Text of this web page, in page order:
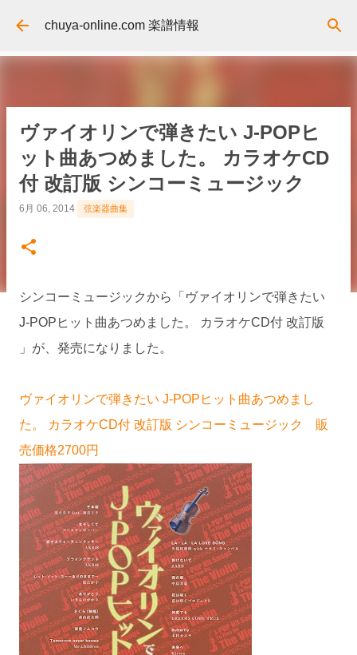
スキップしてメイン コンテンツに移動
chuya-online.com 楽譜情報
ヴァイオリンで弾きたい J-POPヒ
ット曲あつめました。 カラオケCD
付 改訂版 シンコーミュージック
6月 06, 2014 弦楽器曲集
シンコーミュージックから「ヴァイオリンで弾きたい
J-POPヒット曲あつめました。 カラオケCD付 改訂版
」が、発売になりました。
ヴァイオリンで弾きたい J-POPヒット曲あつめまし
た。 カラオケCD付 改訂版 シンコーミュージック 販
売価格2700円